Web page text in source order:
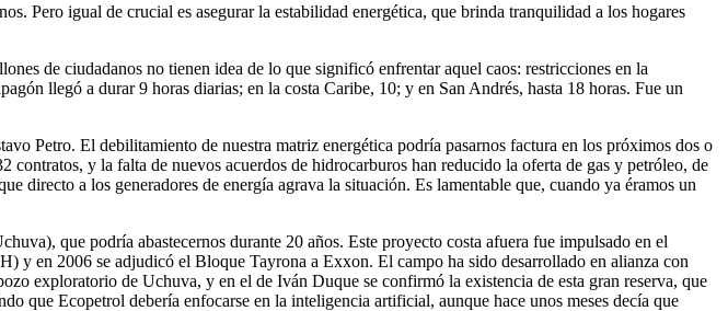
Pero igual de crucial es asegurar la estabilidad energética, que brinda tranquilidad a los hogares
de ciudadanos no tienen idea de lo que significó enfrentar aquel caos: restricciones en la
llegó a durar 9 horas diarias; en la costa Caribe, 10; y en San Andrés, hasta 18 horas. Fue un
Petro. El debilitamiento de nuestra matriz energética podría pasarnos factura en los próximos dos o
y la falta de nuevos acuerdos de hidrocarburos han reducido la oferta de gas y petróleo, de
directo a los generadores de energía agrava la situación. Es lamentable que, cuando ya éramos un
que podría abastecernos durante 20 años. Este proyecto costa afuera fue impulsado en el
en 2006 se adjudicó el Bloque Tayrona a Exxon. El campo ha sido desarrollado en alianza con
exploratorio de Uchuva, y en el de Iván Duque se confirmó la existencia de esta gran reserva, que
que Ecopetrol debería enfocarse en la inteligencia artificial, aunque hace unos meses decía que